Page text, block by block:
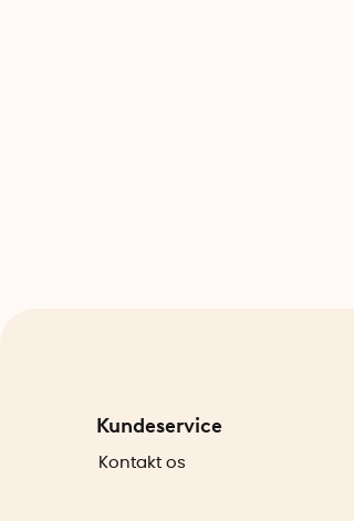
Kundeservice
Kontakt os